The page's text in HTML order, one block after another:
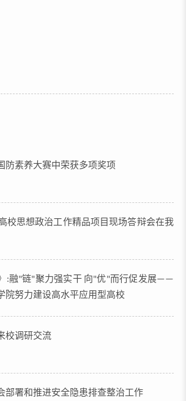
防素养大赛中荣获多项奖项
校思想政治工作精品项目现场答辩会在我
:融"链"聚力强实干 向"优"而行促发展——
院努力建设高水平应用型高校
校调研交流
部署和推进安全隐患排查整治工作